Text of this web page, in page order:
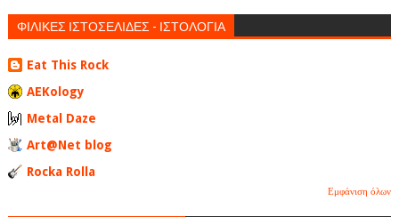
ΦΙΛΙΚΕΣ ΙΣΤΟΣΕΛΙΔΕΣ - ΙΣΤΟΛΟΓΙΑ
Eat This Rock
AEKology
Metal Daze
Art@Net blog
Rocka Rolla
Εμφάνιση όλων